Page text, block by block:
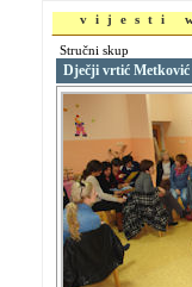
vijesti
Stručni skup
Dječji vrtić